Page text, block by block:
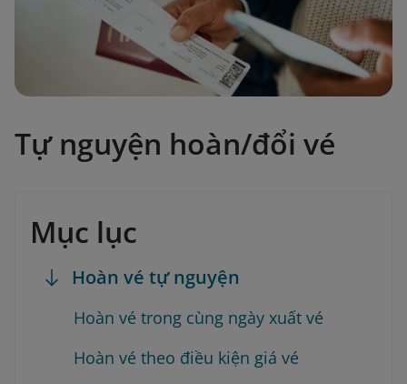
Tự nguyện hoàn/đổi vé
Mục lục
Hoàn vé tự nguyện
Hoàn vé trong cùng ngày xuất vé
Hoàn vé theo điều kiện giá vé